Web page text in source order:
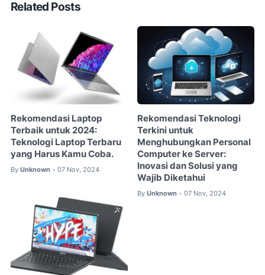
Related Posts
Rekomendasi Laptop
Terbaik untuk 2024:
Teknologi Laptop Terbaru
yang Harus Kamu Coba.
By Unknown • 07 Nov, 2024
Rekomendasi Teknologi
Terkini untuk
Menghubungkan Personal
Computer ke Server:
Inovasi dan Solusi yang
Wajib Diketahui
By Unknown • 07 Nov, 2024